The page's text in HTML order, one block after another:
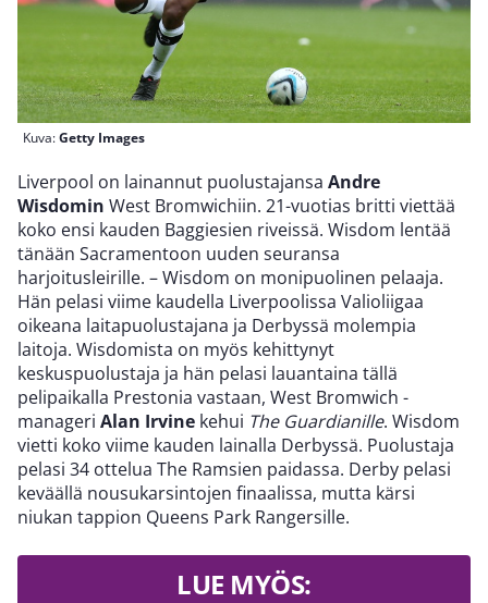
Kuva:Getty Images
Liverpool on lainannut puolustajansa Andre
Wisdomin West Bromwichiin. 21-vuotias britti viettää
koko ensi kauden Baggiesien riveissä. Wisdom lentää
tänään Sacramentoon uuden seuransa
harjoitusleirille. – Wisdom on monipuolinen pelaaja.
Hän pelasi viime kaudella Liverpoolissa Valioliigaa
oikeana laitapuolustajana ja Derbyssä molempia
laitoja. Wisdomista on myös kehittynyt
keskuspuolustaja ja hän pelasi lauantaina tällä
pelipaikalla Prestonia vastaan, West Bromwich -
manageri Alan Irvine kehui The Guardianille. Wisdom
vietti koko viime kauden lainalla Derbyssä. Puolustaja
pelasi 34 ottelua The Ramsien paidassa. Derby pelasi
keväällä nousukarsintojen finaalissa, mutta kärsi
niukan tappion Queens Park Rangersille.
LUE MYÖS: